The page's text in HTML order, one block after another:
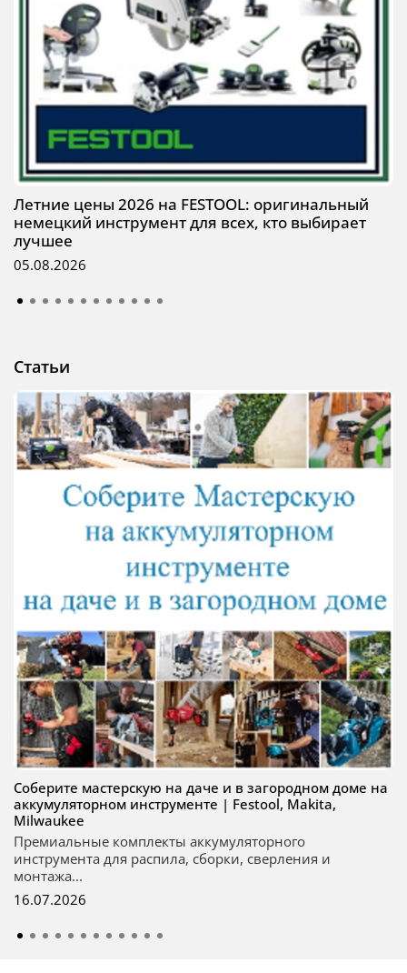
Летние цены 2026 на FESTOOL: оригинальный
немецкий инструмент для всех, кто выбирает
лучшее
05.08.2026
Статьи
Соберите мастерскую на даче и в загородном доме на
аккумуляторном инструменте | Festool, Makita,
Milwaukee
Премиальные комплекты аккумуляторного
инструмента для распила, сборки, сверления и
монтажа...
16.07.2026